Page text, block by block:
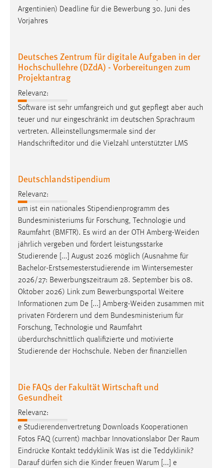
Argentinien) Deadline für die Bewerbung 30. Juni des
Vorjahres
Deutsches Zentrum für digitale Aufgaben in der
Hochschullehre (DZdA) - Vorbereitungen zum
Projektantrag
Relevanz:
Software ist sehr umfangreich und gut gepflegt aber auch
teuer und nur eingeschränkt im deutschen Sprachraum
vertreten. Alleinstellungsmermale sind der
Handschrifteditor und die Vielzahl unterstützter LMS
Deutschlandstipendium
Relevanz:
um ist ein nationales Stipendienprogramm des
Bundesministeriums für Forschung, Technologie und
Raumfahrt (BMFTR). Es wird an der OTH Amberg-Weiden
jährlich vergeben und fördert leistungsstarke
Studierende [...] August 2026 möglich (Ausnahme für
Bachelor-Erstsemesterstudierende im Wintersemester
2026/27: Bewerbungszeitraum 28. September bis 08.
Oktober 2026) Link zum Bewerbungsportal Weitere
Informationen zum De [...] Amberg-Weiden zusammen mit
privaten Förderern und dem Bundesministerium für
Forschung, Technologie und Raumfahrt
überdurchschnittlich qualifizierte und motivierte
Studierende der Hochschule. Neben der finanziellen
Die FAQs der Fakultät Wirtschaft und
Gesundheit
Relevanz:
e Studierendenvertretung Downloads Kooperationen
Fotos FAQ (current) machbar Innovationslabor Der Raum
Eindrücke Kontakt teddyklinik Was ist die Teddyklinik?
Darauf dürfen sich die Kinder freuen Warum [...] e
EXTERNE MEDIEN
Um Inhalte von Videoplattformen und Social Media
YouTube
Vimeo